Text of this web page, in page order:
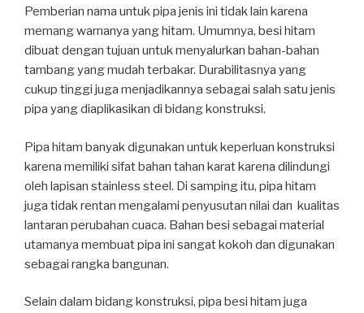
Pemberian nama untuk pipa jenis ini tidak lain karena
memang warnanya yang hitam. Umumnya, besi hitam
dibuat dengan tujuan untuk menyalurkan bahan-bahan
tambang yang mudah terbakar. Durabilitasnya yang
cukup tinggi juga menjadikannya sebagai salah satu jenis
pipa yang diaplikasikan di bidang konstruksi.
Pipa hitam banyak digunakan untuk keperluan konstruksi
karena memiliki sifat bahan tahan karat karena dilindungi
oleh lapisan stainless steel. Di samping itu, pipa hitam
juga tidak rentan mengalami penyusutan nilai dan kualitas
lantaran perubahan cuaca. Bahan besi sebagai material
utamanya membuat pipa ini sangat kokoh dan digunakan
sebagai rangka bangunan.
Selain dalam bidang konstruksi, pipa besi hitam juga